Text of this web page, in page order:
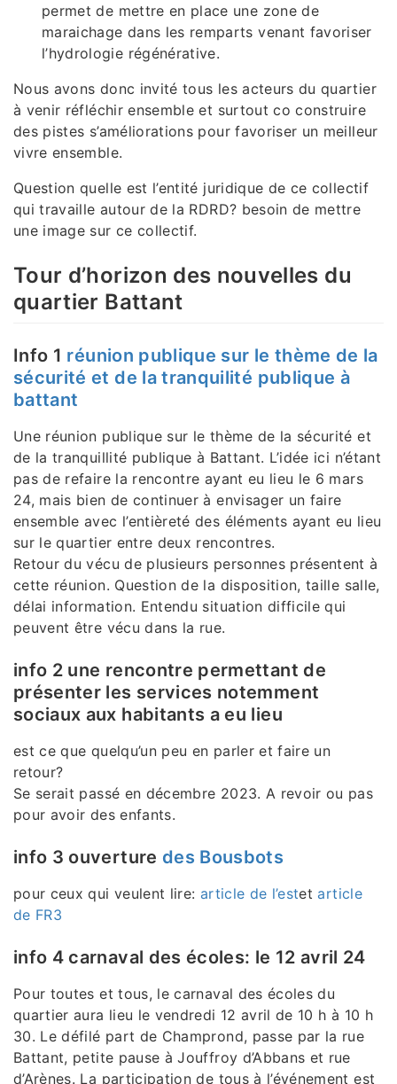
permet de mettre en place une zone de
maraichage dans les remparts venant favoriser
l’hydrologie régénérative.
Nous avons donc invité tous les acteurs du quartier
à venir réfléchir ensemble et surtout co construire
des pistes s’améliorations pour favoriser un meilleur
vivre ensemble.
Question quelle est l’entité juridique de ce collectif
qui travaille autour de la RDRD? besoin de mettre
une image sur ce collectif.
Tour d’horizon des nouvelles du
quartier Battant
Info 1 réunion publique sur le thème de la
sécurité et de la tranquilité publique à
battant
Une réunion publique sur le thème de la sécurité et
de la tranquillité publique à Battant. L’idée ici n’étant
pas de refaire la rencontre ayant eu lieu le 6 mars
24, mais bien de continuer à envisager un faire
ensemble avec l’entièreté des éléments ayant eu lieu
sur le quartier entre deux rencontres.
Retour du vécu de plusieurs personnes présentent à
cette réunion. Question de la disposition, taille salle,
délai information. Entendu situation difficile qui
peuvent être vécu dans la rue.
info 2 une rencontre permettant de
présenter les services notemment
sociaux aux habitants a eu lieu
est ce que quelqu’un peu en parler et faire un
retour?
Se serait passé en décembre 2023. A revoir ou pas
pour avoir des enfants.
info 3 ouverture des Bousbots
pour ceux qui veulent lire: article de l’estetarticle
de FR3
info 4 carnaval des écoles: le 12 avril 24
Pour toutes et tous, le carnaval des écoles du
quartier aura lieu le vendredi 12 avril de 10 h à 10 h
30. Le défilé part de Champrond, passe par la rue
Battant, petite pause à Jouffroy d’Abbans et rue
d’Arènes. La participation de tous à l’événement est